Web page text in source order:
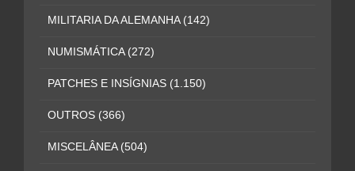
MILITARIA DA ALEMANHA (142)
NUMISMÁTICA (272)
PATCHES E INSÍGNIAS (1.150)
OUTROS (366)
MISCELÂNEA (504)